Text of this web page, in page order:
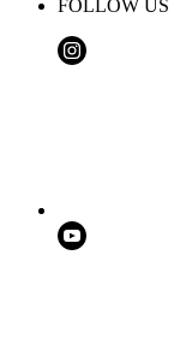
FOLLOW US